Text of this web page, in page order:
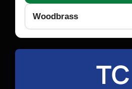
Woodbrass
TC